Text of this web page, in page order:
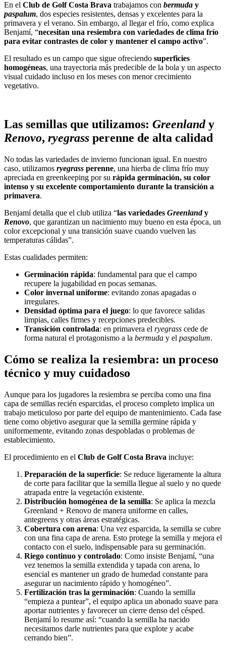
En el Club de Golf Costa Brava trabajamos con bermuda y
paspalum, dos especies resistentes, densas y excelentes para la
primavera y el verano. Sin embargo, al llegar el frío, como explica
Benjamí, “necesitan una resiembra con variedades de clima frío
para evitar contrastes de color y mantener el campo activo”.
El resultado es un campo que sigue ofreciendo superficies
homogéneas, una trayectoria más predecible de la bola y un aspecto
visual cuidado incluso en los meses con menor crecimiento
vegetativo.
Las semillas que utilizamos: Greenlandy
Renovo, ryegrass perenne de alta calidad
No todas las variedades de invierno funcionan igual. En nuestro
caso, utilizamos ryegrass perenne, una hierba de clima frío muy
apreciada en greenkeeping por su rápida germinación, su color
intenso y su excelente comportamiento durante la transición a
primavera.
Benjamí detalla que el club utiliza “las variedades Greenlandy
Renovo, que garantizan un nacimiento muy bueno en esta época, un
color excepcional y una transición suave cuando vuelven las
temperaturas cálidas”.
Estas cualidades permiten:
Germinación rápida: fundamental para que el campo
recupere la jugabilidad en pocas semanas.
Color invernal uniforme: evitando zonas apagadas o
irregulares.
Densidad óptima para el juego: lo que favorece salidas
limpias, calles firmes y recepciones predecibles.
Transición controlada: en primavera el ryegrass cede de
forma natural el protagonismo a la bermuda y el paspalum.
Cómo se realiza la resiembra: un proceso
técnico y muy cuidadoso
Aunque para los jugadores la resiembra se perciba como una fina
capa de semillas recién esparcidas, el proceso completo implica un
trabajo meticuloso por parte del equipo de mantenimiento. Cada fase
tiene como objetivo asegurar que la semilla germine rápida y
uniformemente, evitando zonas despobladas o problemas de
establecimiento.
El procedimiento en el Club de Golf Costa Brava incluye:
Preparación de la superficie: Se reduce ligeramente la altura
de corte para facilitar que la semilla llegue al suelo y no quede
atrapada entre la vegetación existente.
Distribución homogénea de la semilla: Se aplica la mezcla
Greenland + Renovo de manera uniforme en calles,
antegreens y otras áreas estratégicas.
Cobertura con arena: Una vez esparcida, la semilla se cubre
con una fina capa de arena. Esto protege la semilla y mejora el
contacto con el suelo, indispensable para su germinación.
Riego continuo y controlado: Como insiste Benjamí, “una
vez tenemos la semilla extendida y tapada con arena, lo
esencial es mantener un grado de humedad constante para
asegurar un nacimiento rápido y homogéneo”.
Fertilización tras la germinación: Cuando la semilla
“empieza a puntear”, el equipo aplica un abonado suave para
aportar nutrientes y favorecer un cierre denso del césped.
Benjamí lo resume así: “cuando la semilla ha nacido
necesitamos darle nutrientes para que explote y acabe
cerrando bien”.